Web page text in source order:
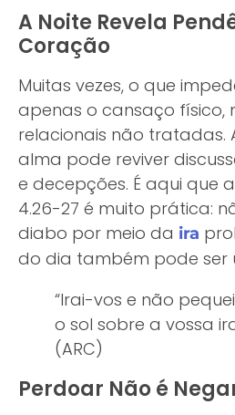
A Noite Revela
Coração
Muitas vezes, o que
apenas o cansaço físico,
relacionais não tratadas.
alma pode reviver
e decepções. É aqui que
4.26-27 é muito prática:
diabo por meio da ira
do dia também pode ser
“Irai-vos e não
o sol sobre a vossa
(ARC)
Perdoar Não é